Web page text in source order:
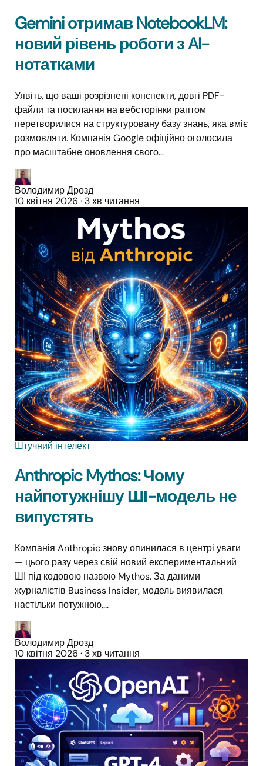
Gemini отримав NotebookLM:
новий рівень роботи з AI-
нотатками
Уявіть, що ваші розрізнені конспекти, довгі PDF-
файли та посилання на вебсторінки раптом
перетворилися на структуровану базу знань, яка вміє
розмовляти. Компанія Google офіційно оголосила
про масштабне оновлення свого...
Володимир Дрозд
10 квітня 2026 · 3 хв читання
Штучний інтелект
Anthropic Mythos: Чому
найпотужнішу ШІ-модель не
випустять
Компанія Anthropic знову опинилася в центрі уваги
— цього разу через свій новий експериментальний
ШІ під кодовою назвою Mythos. За даними
журналістів Business Insider, модель виявилася
настільки потужною,...
Володимир Дрозд
10 квітня 2026 · 3 хв читання